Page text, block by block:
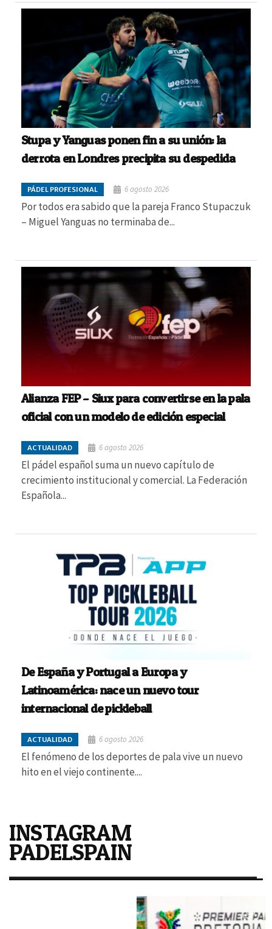
Stupa y Yanguas ponen fin a su unión: la
derrota en Londres precipita su despedida
PÁDEL PROFESIONAL 6 agosto 2026
Por todos era sabido que la pareja Franco Stupaczuk
– Miguel Yanguas no terminaba de...
Alianza FEP – Siux para convertirse en la pala
oficial con un modelo de edición especial
ACTUALIDAD 6 agosto 2026
El pádel español suma un nuevo capítulo de
crecimiento institucional y comercial. La Federación
Española...
De España y Portugal a Europa y
Latinoamérica: nace un nuevo tour
internacional de pickleball
ACTUALIDAD 6 agosto 2026
El fenómeno de los deportes de pala vive un nuevo
hito en el viejo continente....
INSTAGRAM
PADELSPAIN